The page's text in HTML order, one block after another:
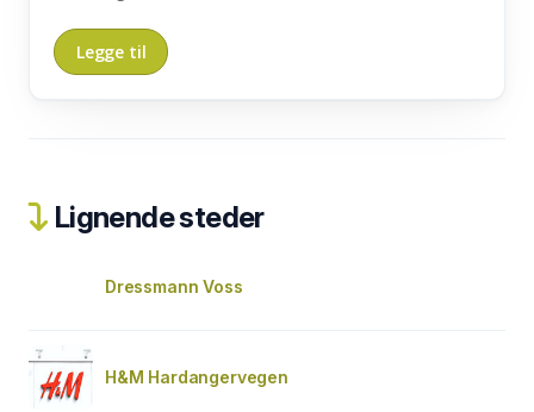
Lignende steder
Dressmann Voss
H&M Hardangervegen